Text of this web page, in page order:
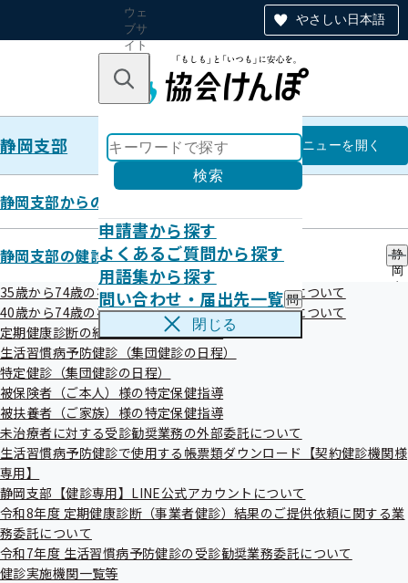
やさしい日本語
ウェ
ブサ
イト
のナ
ン
キーワードで探す
検索
申請書から探す
よくあるご質問から探す
用語集から探す
問い合わせ・届出先一覧 問
い
先
一
覧
サ
ブ
ニ
ュ
閉じる
静岡支部 静岡支部
メニューを開く
静岡支部からのお知らせ
静岡支部の健診・保健指導のご案内
静
岡
の
の
35歳から74歳の被保険者（ご本人）様の健康診断について
40歳から74歳の被扶養者（ご家族）様の健康診断について
定期健康診断の結果をご提供願います
生活習慣病予防健診（集団健診の日程）
特定健診（集団健診の日程）
被保険者（ご本人）様の特定保健指導
被扶養者（ご家族）様の特定保健指導
未治療者に対する受診勧奨業務の外部委託について
生活習慣病予防健診で使用する帳票類ダウンロード【契約健診機関様
専用】
静岡支部【健診専用】LINE公式アカウントについて
令和8年度 定期健康診断（事業者健診）結果のご提供依頼に関する業
務委託について
令和7年度 生活習慣病予防健診の受診勧奨業務委託について
健診実施機関一覧等
令和7年度第1回全国健康保険協会静岡支部評議会
開催案内
令和7年度第1回全国健康保険協会静岡支部
評議会を開催いたします
標記について、次のとおり開催することとなりましたのでお
知らせいたします。